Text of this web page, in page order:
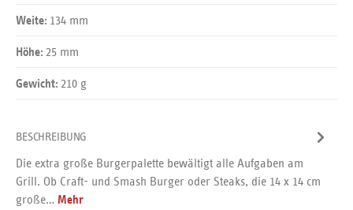
Weite: 134 mm
Höhe: 25 mm
Gewicht: 210 g
BESCHREIBUNG
Die extra große Burgerpalette bewältigt alle Aufgaben am
Grill. Ob Craft- und Smash Burger oder Steaks, die 14 x 14 cm
große… Mehr